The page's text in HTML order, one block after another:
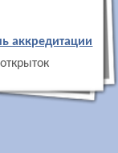
аккредитации